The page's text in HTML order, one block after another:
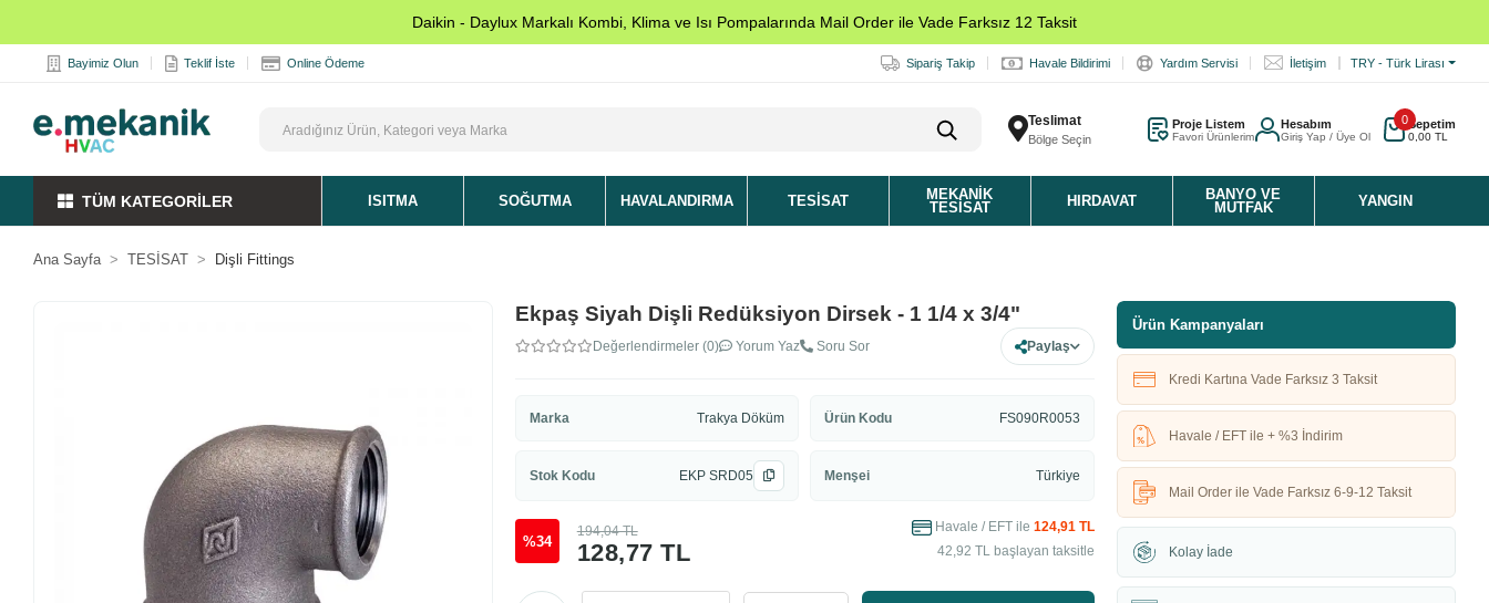
Daikin - Daylux Markalı Kombi, Klima ve Isı Pompalarında Mail Order ile Vade Farksız 12 Taksit
Bayimiz Olun Teklif İste Online Ödeme Sipariş Takip Havale Bildirimi Yardım Servisi İletişim TRY - Türk Lirası
Teslimat
Bölge Seçin
Proje Listem
Favori Ürünlerim
Hesabım
Giriş Yap / Üye Ol
0Sepetim
0,00 TL
TÜM KATEGORİLER ISITMA SOĞUTMA HAVALANDIRMA TESISAT
MEKANIK
TESISAT
HIRDAVAT
BANYO VE
MUTFAK
YANGIN
Ana Sayfa TESİSAT Dişli Fittings
Ekpaş Siyah Dişli Redüksiyon Dirsek - 1 1/4 x 3/4"
Değerlendirmeler (0) Yorum Yaz Soru Sor Paylaş
Marka Trakya Döküm Ürün Kodu FS090R0053
Stok Kodu EKP SRD05 Menşei Türkiye
%34 128,77 TL
194,04 TL Havale / EFT ile 124,91 TL
42,92 TL başlayan taksitle
Ürün Kampanyaları
Kredi Kartına Vade Farksız 3 Taksit
Havale / EFT ile + %3 İndirim
Mail Order ile Vade Farksız 6-9-12 Taksit
Kolay İade